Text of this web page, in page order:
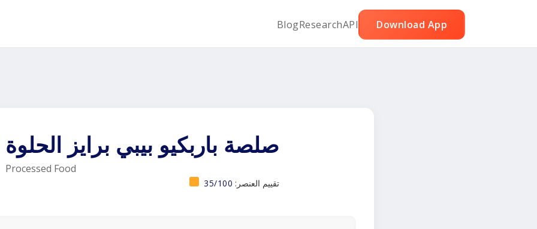
BlogResearchAPI Download App
صلصة باربكيو بيبي برايز الحلوة
Processed Food
تقييم العنصر: 35/100